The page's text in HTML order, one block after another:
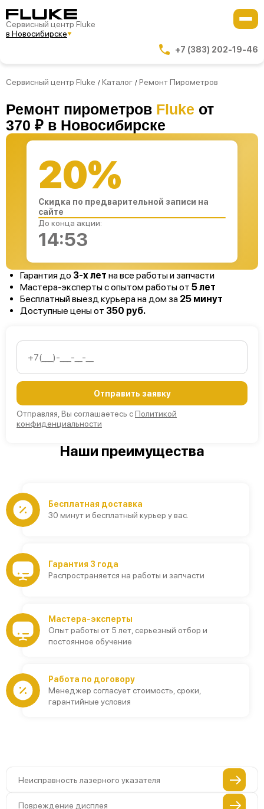
Сервисный центр Fluke
в Новосибирске
+7 (383) 202-19-46
Сервисный центр Fluke / Каталог / Ремонт Пирометров
Ремонт пирометров Fluke от
370 ₽ в Новосибирске
Гарантия до 3-х лет на все работы и запчасти
Мастера-эксперты с опытом работы от 5 лет
Бесплатный выезд курьера на дом за 25 минут
Доступные цены от 350 руб.
Отправить заявку
Отправляя, Вы соглашаетесь сПолитикой
конфиденциальности
20%
Скидка по предварительной записи на
сайте
До конца акции:
14:53
Наши преимущества
Бесплатная доставка
30 минут и бесплатный курьер у вас.
Гарантия 3 года
Распространяется на работы и запчасти
Мастера-эксперты
Опыт работы от 5 лет, серьезный отбор и
постоянное обучение
Работа по договору
Менеджер согласует стоимость, сроки,
гарантийные условия
Неисправность лазерного указателя
Повреждение дисплея